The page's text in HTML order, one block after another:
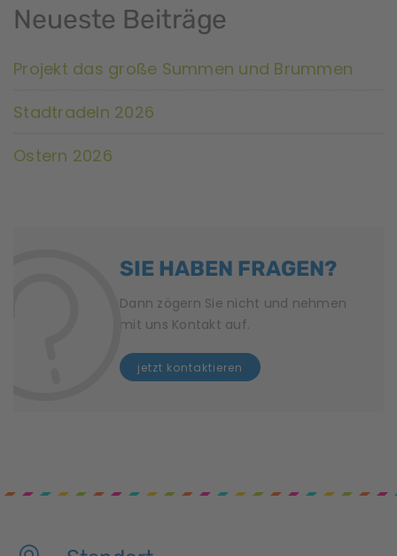
a
l
t
n
i
Neueste Beiträge
Projekt das große Summen und Brummen
Stadtradeln 2026
Ostern 2026
SIE HABEN FRAGEN?
Dann zögern Sie nicht und nehmen
mit uns Kontakt auf.
jetzt kontaktieren